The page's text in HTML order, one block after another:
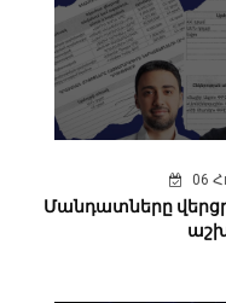
06
Մանդատները